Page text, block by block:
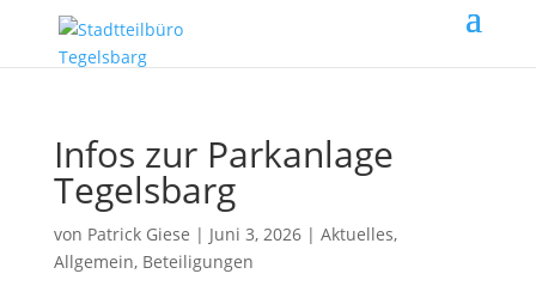
Infos zur Parkanlage
Tegelsbarg
von Patrick Giese | Juni 3, 2026| Aktuelles,
Allgemein, Beteiligungen